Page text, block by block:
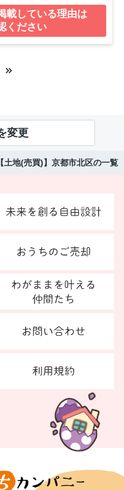
載している理由は
ください
変更
【土地(売買)】京都市北区の一覧